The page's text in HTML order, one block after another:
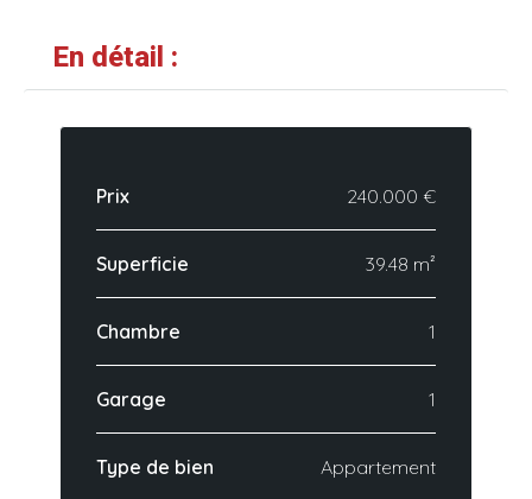
En détail :
Prix 240.000 €
Superficie 39.48 m²
Chambre 1
Garage 1
Type de bien Appartement